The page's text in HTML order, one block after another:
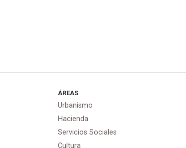
ÁREAS
Urbanismo
Hacienda
Servicios Sociales
Cultura